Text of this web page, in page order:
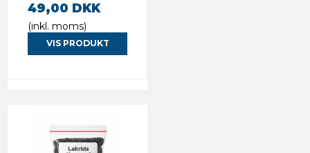
49,00 DKK
(inkl. moms)
VIS PRODUKT